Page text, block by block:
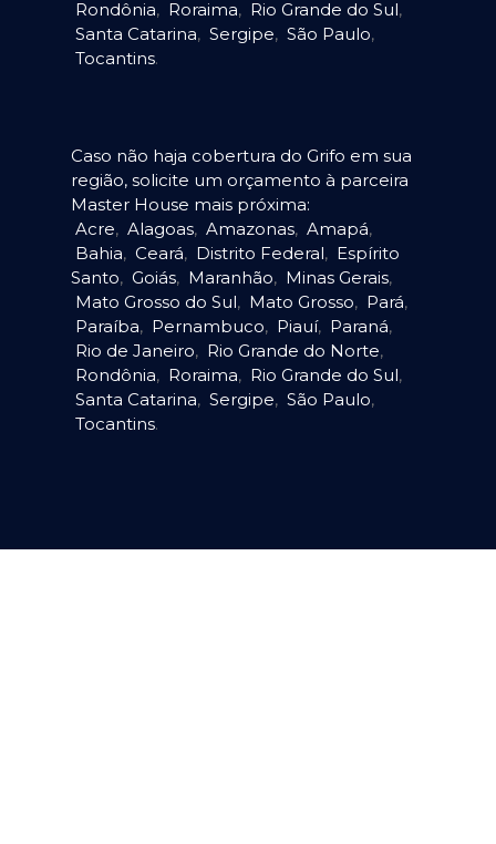
Rondônia, Roraima, Rio Grande do Sul,
Santa Catarina, Sergipe, São Paulo,
Tocantins.
Caso não haja cobertura do Grifo em sua
região, solicite um orçamento à parceira
Master House mais próxima:
Acre, Alagoas, Amazonas, Amapá,
Bahia, Ceará, Distrito Federal, Espírito
Santo, Goiás, Maranhão, Minas Gerais,
Mato Grosso do Sul, Mato Grosso, Pará,
Paraíba, Pernambuco, Piauí, Paraná,
Rio de Janeiro, Rio Grande do Norte,
Rondônia, Roraima, Rio Grande do Sul,
Santa Catarina, Sergipe, São Paulo,
Tocantins.